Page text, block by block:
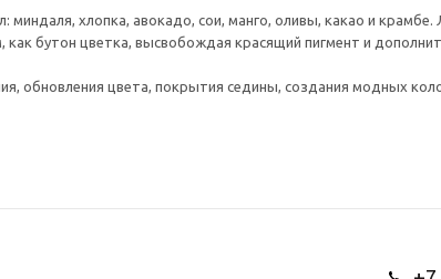
хлопка, авокадо, сои, манго, оливы, какао и
как бутон цветка, высвобождая красящий пигмент и
обновления цвета, покрытия седины, создания модных